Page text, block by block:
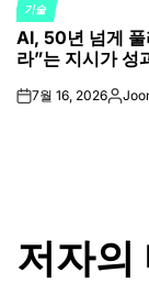
POSTED
IN
기술
AI, 50년 넘게
라”는 지시가 성
on7월 16, 2026Posted
저자의